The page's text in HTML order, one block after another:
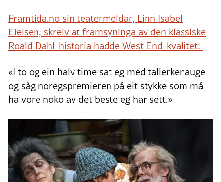
Framtida.no sin teatermeldar, Linn Isabel
Eielsen, skreiv at framsyninga av den klassiske
Roald Dahl-historia hadde West End-kvalitet:
«I to og ein halv time sat eg med tallerkenauge
og såg noregspremieren på eit stykke som må
ha vore noko av det beste eg har sett.»